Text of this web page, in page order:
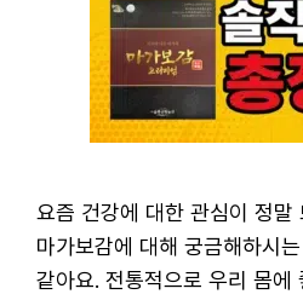
요즘 건강에 대한 관심이 정말
마가보감에 대해 궁금해하시
같아요. 전통적으로 우리 몸에